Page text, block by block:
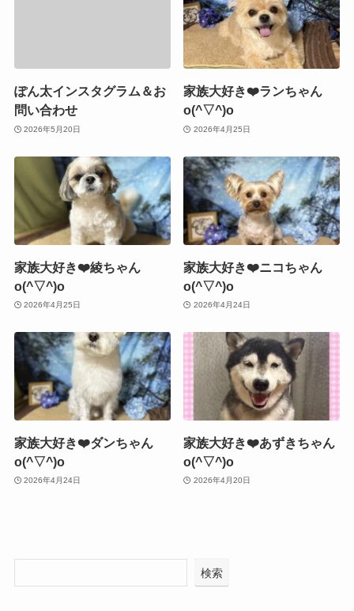
ぽん太インスタグラム＆お
問い合わせ
2026年5月20日
家族大好き❤️ランちゃん
o(^▽^)o
2026年4月25日
家族大好き❤️綾ちゃん
o(^▽^)o
2026年4月25日
家族大好き❤️ニコちゃん
o(^▽^)o
2026年4月24日
家族大好き❤️ダンちゃん
o(^▽^)o
2026年4月24日
家族大好き❤️あずきちゃん
o(^▽^)o
2026年4月20日
検索